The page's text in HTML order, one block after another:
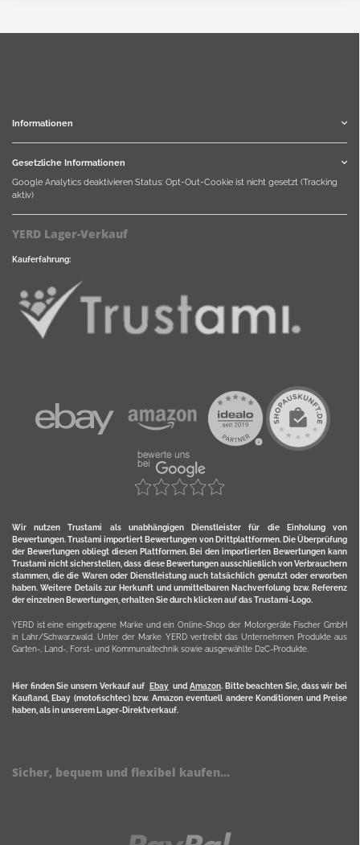
Informationen
Gesetzliche Informationen
Google Analytics deaktivieren Status: Opt-Out-Cookie ist nicht gesetzt (Tracking
aktiv)
YERD Lager-Verkauf
Kauferfahrung:
Wir nutzen Trustami als unabhängigen Dienstleister für die Einholung von
Bewertungen. Trustami importiert Bewertungen von Drittplattformen. Die Überprüfung
der Bewertungen obliegt diesen Plattformen. Bei den importierten Bewertungen kann
Trustami nicht sicherstellen, dass diese Bewertungen ausschließlich von Verbrauchern
stammen, die die Waren oder Dienstleistung auch tatsächlich genutzt oder erworben
haben. Weitere Details zur Herkunft und unmittelbaren Nachverfolung bzw. Referenz
der einzelnen Bewertungen, erhalten Sie durch klicken auf das Trustami-Logo.
YERD ist eine eingetragene Marke und ein Online-Shop der Motorgeräte Fischer GmbH
in Lahr/Schwarzwald. Unter der Marke YERD vertreibt das Unternehmen Produkte aus
Garten-, Land-, Forst- und Kommunaltechnik sowie ausgewählte D2C-Produkte.
Hier finden Sie unsern Verkauf auf Ebayund Amazon. Bitte beachten Sie, dass wir bei
Kaufland, Ebay (motofischtec) bzw. Amazon eventuell andere Konditionen und Preise
haben, als in unserem Lager-Direktverkauf.
Sicher, bequem und flexibel kaufen...